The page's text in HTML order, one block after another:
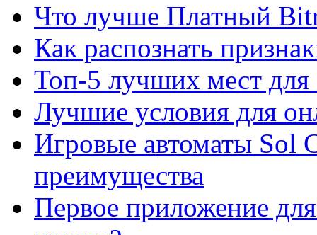
Что лучше Платный
Как распознать
Топ-5 лучших мест для
Лучшие условия для
Игровые автоматы Sol
преимущества
Первое приложение